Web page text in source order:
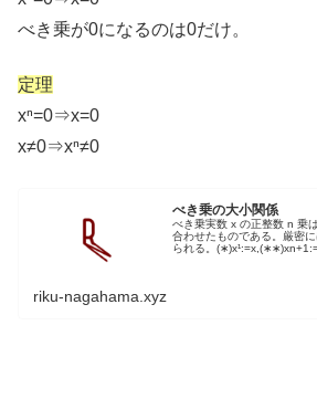
べき乗が0になるのは0だけ。
定理
xⁿ=0⇒x=0
x≠0⇒xⁿ≠0
べき乗の大小関係
べき乗実数 x の正整数 n 乗
合わせたものである。厳密
られる。
riku-nagahama.xyz